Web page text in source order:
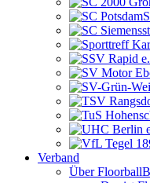
Verband
Über